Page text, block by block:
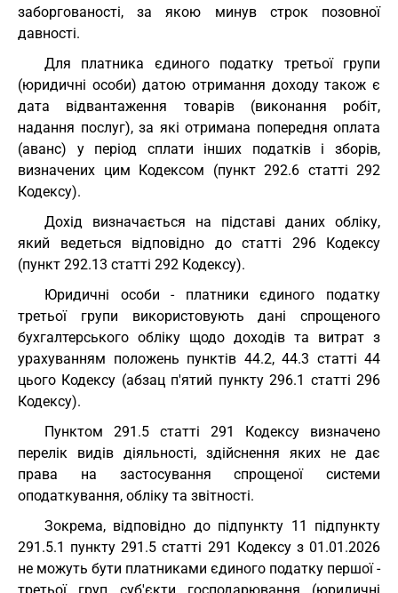
заборгованості, за якою минув строк позовної
давності.
Для платника єдиного податку третьої групи
(юридичні особи) датою отримання доходу також є
дата відвантаження товарів (виконання робіт,
надання послуг), за які отримана попередня оплата
(аванс) у період сплати інших податків і зборів,
визначених цим Кодексом (пункт 292.6 статті 292
Кодексу).
Дохід визначається на підставі даних обліку,
який ведеться відповідно до статті 296 Кодексу
(пункт 292.13 статті 292 Кодексу).
Юридичні особи - платники єдиного податку
третьої групи використовують дані спрощеного
бухгалтерського обліку щодо доходів та витрат з
урахуванням положень пунктів 44.2, 44.3 статті 44
цього Кодексу (абзац п'ятий пункту 296.1 статті 296
Кодексу).
Пунктом 291.5 статті 291 Кодексу визначено
перелік видів діяльності, здійснення яких не дає
права на застосування спрощеної системи
оподаткування, обліку та звітності.
Зокрема, відповідно до підпункту 11 підпункту
291.5.1 пункту 291.5 статті 291 Кодексу з 01.01.2026
не можуть бути платниками єдиного податку першої -